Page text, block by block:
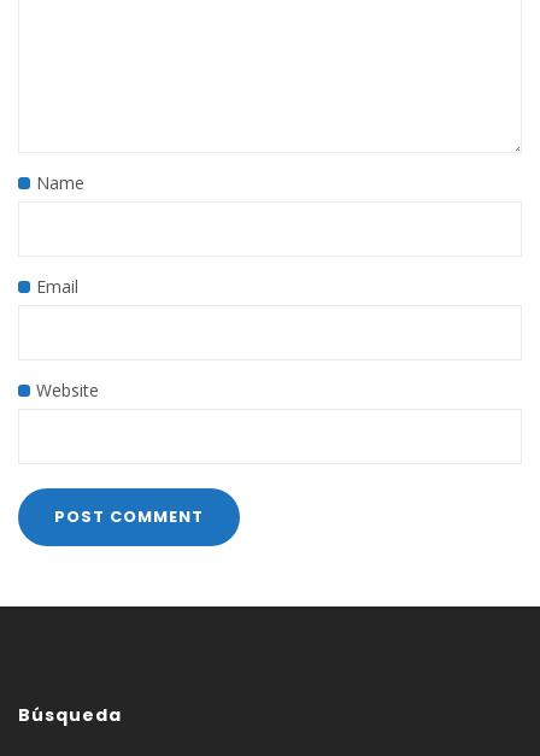
Name
Email
Website
Búsqueda